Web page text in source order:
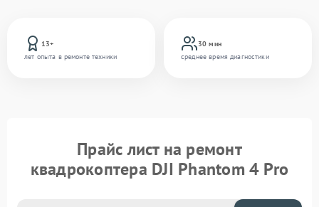
13+
лет опыта в ремонте техники
30 мин
среднее время диагностики
Прайс лист на ремонт
квадрокоптера DJI Phantom 4 Pro